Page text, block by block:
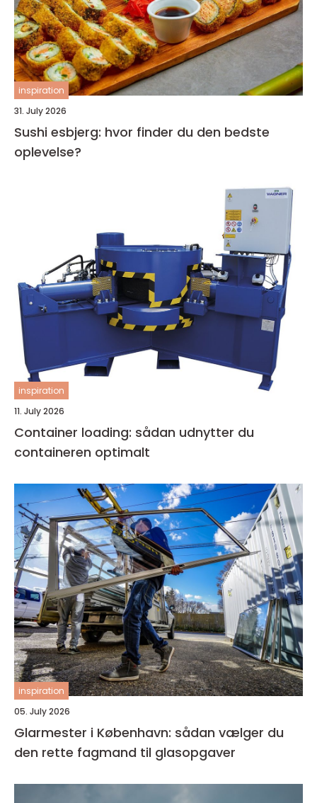
inspiration
31. July 2026
Sushi esbjerg: hvor finder du den bedste
oplevelse?
inspiration
11. July 2026
Container loading: sådan udnytter du
containeren optimalt
inspiration
05. July 2026
Glarmester i København: sådan vælger du
den rette fagmand til glasopgaver